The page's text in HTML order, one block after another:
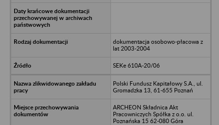
dokumentacja osobowo-płacowa z
lat 2003-2004
SEKe 610A-20/06
Polski Fundusz Kapitałowy S.A., ul.
Gromadzka 13, 61-655 Poznań
ARCHEON Składnica Akt
Pracowniczych Spółka z o.o. ul.
Poznańska 15 62-080 Góra